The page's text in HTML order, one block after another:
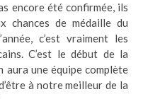
encore été confirmée, ils
chances de médaille du
c’est vraiment les
C’est le début de la
aura une équipe complète
à notre meilleur de la